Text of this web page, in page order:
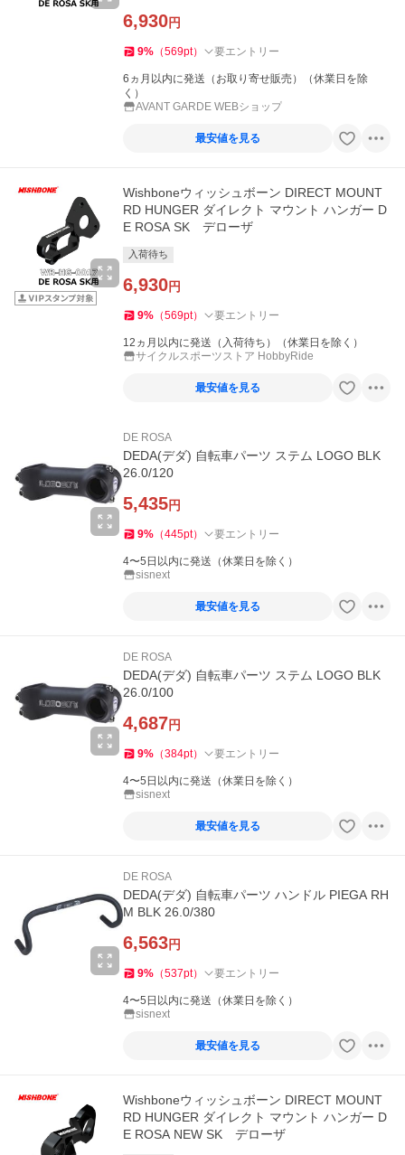
6,930円
9% （569pt） 要エントリー
6ヵ月以内に発送（お取り寄せ販売）（休業日を除
く）
AVANT GARDE WEBショップ
最安値を見る
Wishboneウィッシュボーン DIRECT MOUNT
RD HUNGER ダイレクト マウント ハンガー D
E ROSA SK デローザ
入荷待ち
6,930円
9% （569pt） 要エントリー
12ヵ月以内に発送（入荷待ち）（休業日を除く）
サイクルスポーツストア HobbyRide
最安値を見る
DE ROSA
DEDA(デダ) 自転車パーツ ステム LOGO BLK
26.0/120
5,435円
9% （445pt） 要エントリー
4〜5日以内に発送（休業日を除く）
sisnext
最安値を見る
DE ROSA
DEDA(デダ) 自転車パーツ ステム LOGO BLK
26.0/100
4,687円
9% （384pt） 要エントリー
4〜5日以内に発送（休業日を除く）
sisnext
最安値を見る
DE ROSA
DEDA(デダ) 自転車パーツ ハンドル PIEGA RH
M BLK 26.0/380
6,563円
9% （537pt） 要エントリー
4〜5日以内に発送（休業日を除く）
sisnext
最安値を見る
Wishboneウィッシュボーン DIRECT MOUNT
RD HUNGER ダイレクト マウント ハンガー D
E ROSA NEW SK デローザ